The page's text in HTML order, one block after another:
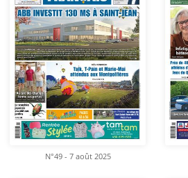
N°49 - 7 août 2025